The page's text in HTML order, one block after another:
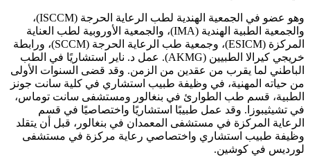
وهو عضو في الجمعية الهندية لطب الرعاية الحرجة (ISCCM)،
والجمعية الطبية الهندية (IMA)، والجمعية الأوروبية لطب العناية
المركزة (ESICM)، وجمعية طب الرعاية الحرجة (SCCM)، ورابطة
خريجي كيرالا الطبيين (AKMG). عمل د. ناير استشاريًا في الطب
الباطني لما يقرب من عقدين من الزمن. وقد قضى السنوات الأولى
من حياته المهنية، في وظيفة طبيب استشاري في كلية سانت جونز
الطبية، قسم طب الطوارئ في بنغالور ومستشفى سانت توماس،
في تشيثيبوزا. وقد عمل طبيبًا استشاريًا واختصاصيًا في قسم
الرعاية المركزة في مستشفى المعمدان في بنغالور، قبل أن يتقلد
وظيفة طبيب استشاري واختصاصي رعاية مركزة في مستشفى
لورديس في كوشين.